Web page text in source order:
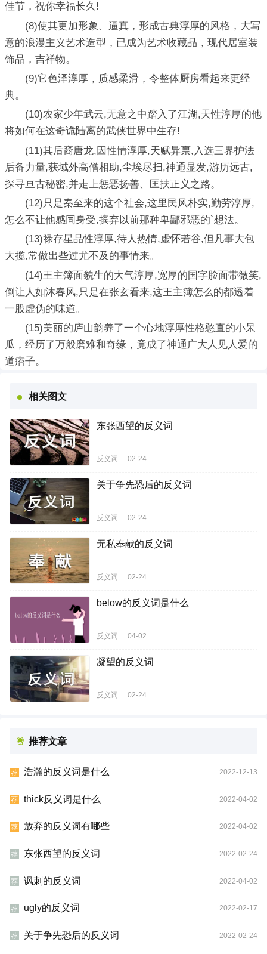
佳节，祝你幸福长久!
(8)使其更加形象、逼真，形成古典淳厚的风格，大写
意的浪漫主义艺术造型，已成为艺术收藏品，现代居室装
饰品，吉祥物。
(9)它色泽淳厚，质感柔滑，令整体厨房看起来更经
典。
(10)农家少年武云,无意之中踏入了江湖,天性淳厚的他
将如何在这奇诡陆离的武侠世界中生存!
(11)其后裔唐龙,因性情淳厚,天赋异禀,入选三界护法
后备力量,获域外高僧相助,尘埃尽扫,神通显发,游历远古,
探寻亘古秘密,并走上惩恶扬善、匡扶正义之路。
(12)只是秦至来的这个社会,这里民风朴实,勤劳淳厚,
怎么不让他感同身受,摈弃以前那种卑鄙邪恶的`想法。
(13)禄存星品性淳厚,待人热情,虚怀若谷,但凡事大包
大揽,常做出些过尤不及的事情来。
(14)王主簿面貌生的大气淳厚,宽厚的国字脸面带微笑,
倒让人如沐春风,只是在张玄看来,这王主簿怎么的都透着
一股虚伪的味道。
(15)美丽的庐山韵养了一个心地淳厚性格憨直的小呆
瓜，经历了万般磨难和奇缘，竟成了神通广大人见人爱的
道痞子。
相关图文
东张西望的反义词
反义词 02-24
关于争先恐后的反义词
反义词 02-24
无私奉献的反义词
反义词 02-24
below的反义词是什么
反义词 04-02
凝望的反义词
反义词 02-24
推荐文章
荐 浩瀚的反义词是什么 2022-12-13
荐 thick反义词是什么 2022-04-02
荐 放弃的反义词有哪些 2022-04-02
荐 东张西望的反义词 2022-02-24
荐 讽刺的反义词 2022-04-02
荐 ugly的反义词 2022-02-17
荐 关于争先恐后的反义词 2022-02-24